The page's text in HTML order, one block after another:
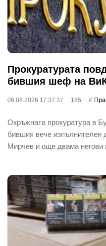
Прокуратурата
бившия шеф на
06.08.2026 17:37:37 185
Окръжната прокуратура в
бившия вече изпълнителен
Мирчев и още двама